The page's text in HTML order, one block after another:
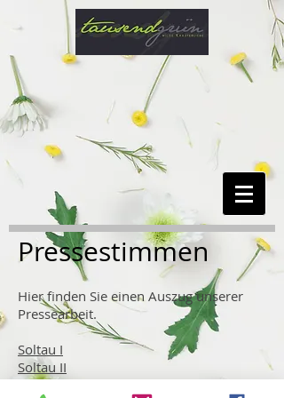
Pressestimmen
Hier finden Sie einen Auszug unserer
Pressearbeit.
Soltau I
Soltau II
Schloss Fasanerie I